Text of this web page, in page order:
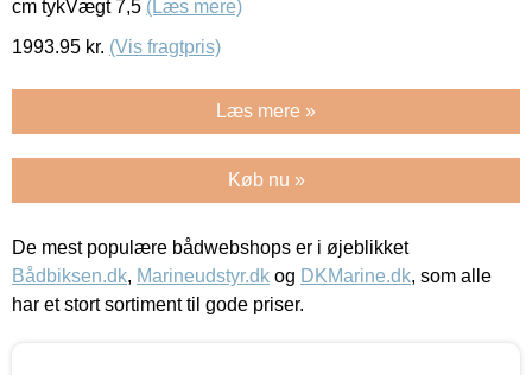
cm tykVægt 7,5 (Læs mere)
1993.95 kr. (Vis fragtpris)
Læs mere »
Køb nu »
De mest populære bådwebshops er i øjeblikket
Bådbiksen.dk, Marineudstyr.dk og DKMarine.dk, som alle
har et stort sortiment til gode priser.